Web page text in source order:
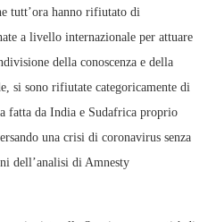
tutt’ora hanno rifiutato di
a livello internazionale per attuare
della conoscenza e della
si sono rifiutate categoricamente di
fatta da India e Sudafrica proprio
una crisi di coronavirus senza
dell’analisi di Amnesty